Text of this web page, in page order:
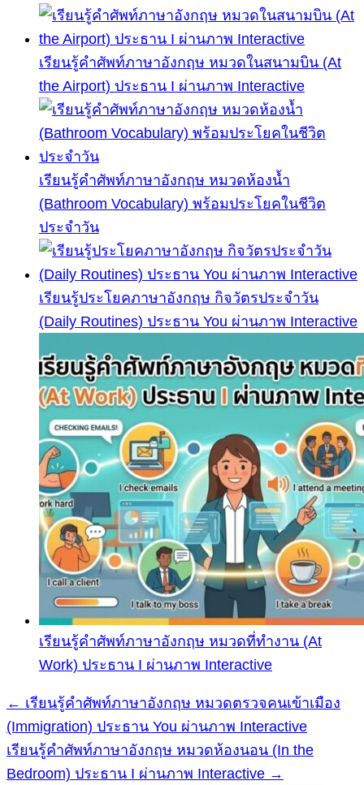
เรียนรู้คำศัพท์ภาษาอังกฤษ หมวดในสนามบิน (At
the Airport) ประธาน I ผ่านภาพ Interactive
เรียนรู้คำศัพท์ภาษาอังกฤษ หมวดห้องน้ำ
(Bathroom Vocabulary) พร้อมประโยคในชีวิต
ประจำวัน
เรียนรู้ประโยคภาษาอังกฤษ กิจวัตรประจำวัน
(Daily Routines) ประธาน You ผ่านภาพ Interactive
เรียนรู้คำศัพท์ภาษาอังกฤษ หมวดที่ทำงาน (At
Work) ประธาน I ผ่านภาพ Interactive
แนะแนว
เรื่อง
← เรียนรู้คำศัพท์ภาษาอังกฤษ หมวดตรวจคนเข้าเมือง
(Immigration) ประธาน You ผ่านภาพ Interactive
เรียนรู้คำศัพท์ภาษาอังกฤษ หมวดห้องนอน (In the
Bedroom) ประธาน I ผ่านภาพ Interactive →